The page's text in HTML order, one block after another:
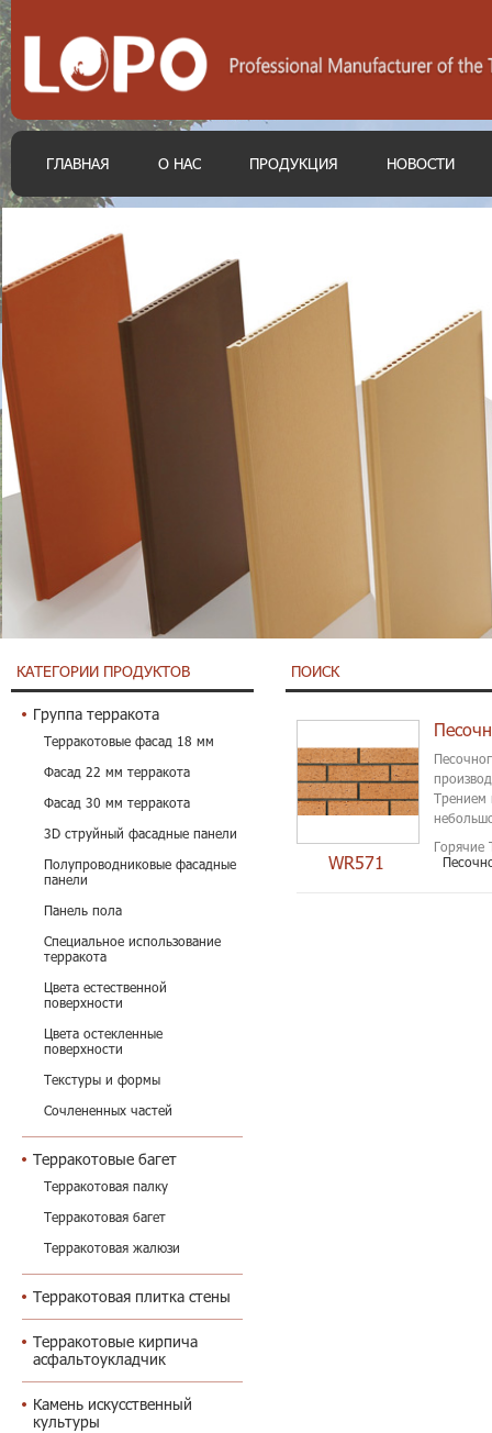
ГЛАВНАЯ О НАС ПРОДУКЦИЯ НОВОСТИ
КАТЕГОРИИ ПРОДУКТОВ
Группа терракота
Терракотовые фасад 18 мм
Фасад 22 мм терракота
Фасад 30 мм терракота
3D струйный фасадные панели
Полупроводниковые фасадные
панели
Панель пола
Специальное использование
терракота
Цвета естественной
поверхности
Цвета остекленные
поверхности
Текстуры и формы
Сочлененных частей
Терракотовые багет
Терракотовая палку
Терракотовая багет
Терракотовая жалюзи
Терракотовая плитка стены
Терракотовые кирпича
асфальтоукладчик
Камень искусственный
культуры
ПОИСК
WR571
Трением
Горячие